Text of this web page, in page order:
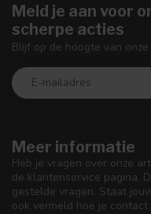
Meer informatie
Heb je vragen over onze
de klantenservice pagina.
gestelde vragen. Staat
ook vermeld hoe je
Meld je aan voor
scherpe acties
Blijf op de hoogte van